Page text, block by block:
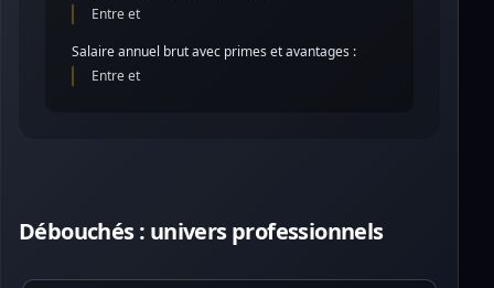
Entre et
Salaire annuel brut avec primes et avantages :
Entre et
Débouchés : univers professionnels